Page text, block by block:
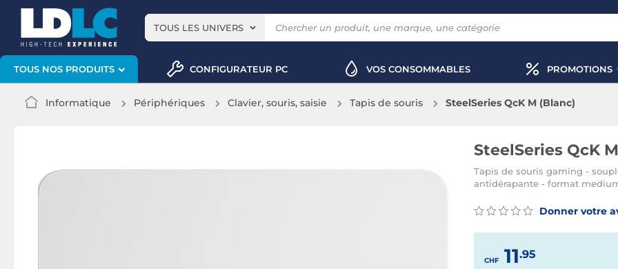
TOUS LES UNIVERS
TOUS NOS PRODUITS CONFIGURATEUR PC VOS CONSOMMABLES PROMOTIONS
Informatique Périphériques Clavier, souris, saisie Tapis de souris SteelSeries QcK M (Blanc)
SteelSeries QcK
Tapis de souris gaming -
antidérapante - format
Donner votre
CHF 11.95